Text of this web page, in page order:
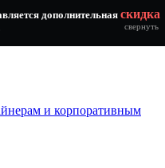
дополнительная скидка
свернуть
и корпоративным